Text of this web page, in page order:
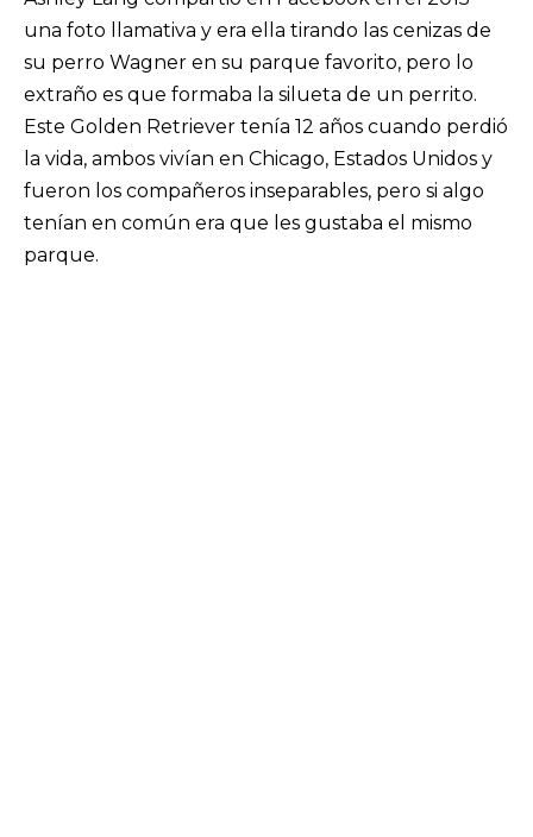
una foto llamativa y era ella tirando las cenizas de
su perro Wagner en su parque favorito, pero lo
extraño es que formaba la silueta de un perrito.
Este Golden Retriever tenía 12 años cuando perdió
la vida, ambos vivían en Chicago, Estados Unidos y
fueron los compañeros inseparables, pero si algo
tenían en común era que les gustaba el mismo
parque.